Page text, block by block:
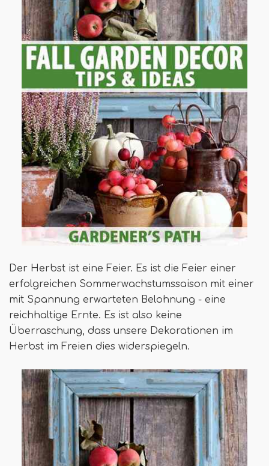
Der Herbst ist eine Feier. Es ist die Feier einer
erfolgreichen Sommerwachstumssaison mit einer
mit Spannung erwarteten Belohnung - eine
reichhaltige Ernte. Es ist also keine
Überraschung, dass unsere Dekorationen im
Herbst im Freien dies widerspiegeln.